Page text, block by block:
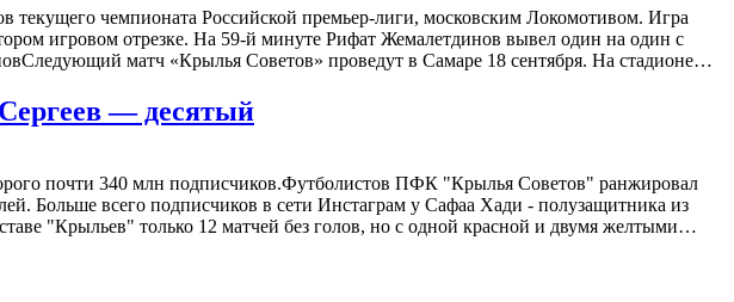
текущего чемпионата Российской премьер-лиги, московским Локомотивом. Игра
игровом отрезке. На 59-й минуте Рифат Жемалетдинов вывел один на один с
матч «Крылья Советов» проведут в Самаре 18 сентября. На стадионе…
— десятый
почти 340 млн подписчиков.Футболистов ПФК "Крылья Советов" ранжировал
Больше всего подписчиков в сети Инстаграм у Сафаа Хади - полузащитника из
"Крыльев" только 12 матчей без голов, но с одной красной и двумя желтыми…